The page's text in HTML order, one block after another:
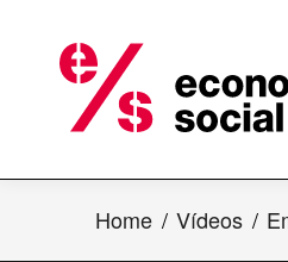
Home Vídeos